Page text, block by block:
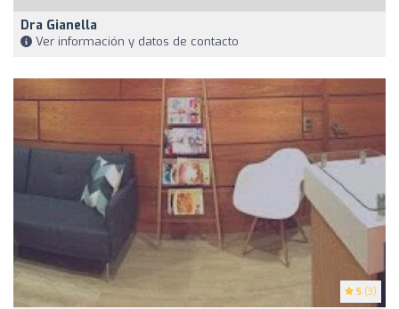
Dra Gianella
Ver información y datos de contacto
5 (3)